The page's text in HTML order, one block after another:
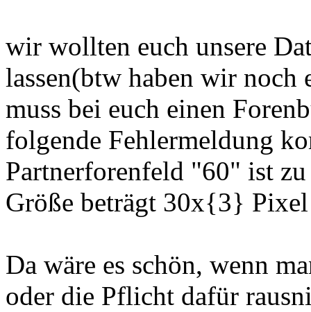
wir wollten euch unsere
lassen(btw haben wir noch
muss bei euch einen
folgende Fehlermeldung
Partnerforenfeld "60" ist
Größe beträgt 30x{3}
Da wäre es schön, wenn
oder die Pflicht dafür